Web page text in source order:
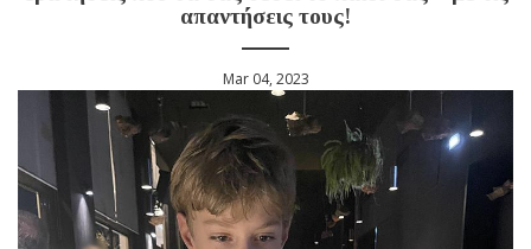
απαντήσεις τους!
Mar 04, 2023